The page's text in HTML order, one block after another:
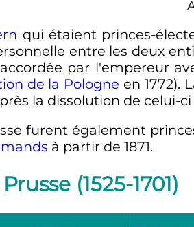
qui étaient princes-
entre les deux
par l'empereur
de la Pologne en 1772).
la dissolution de celui-ci
furent également
à partir de 1871.
(1525-1701)